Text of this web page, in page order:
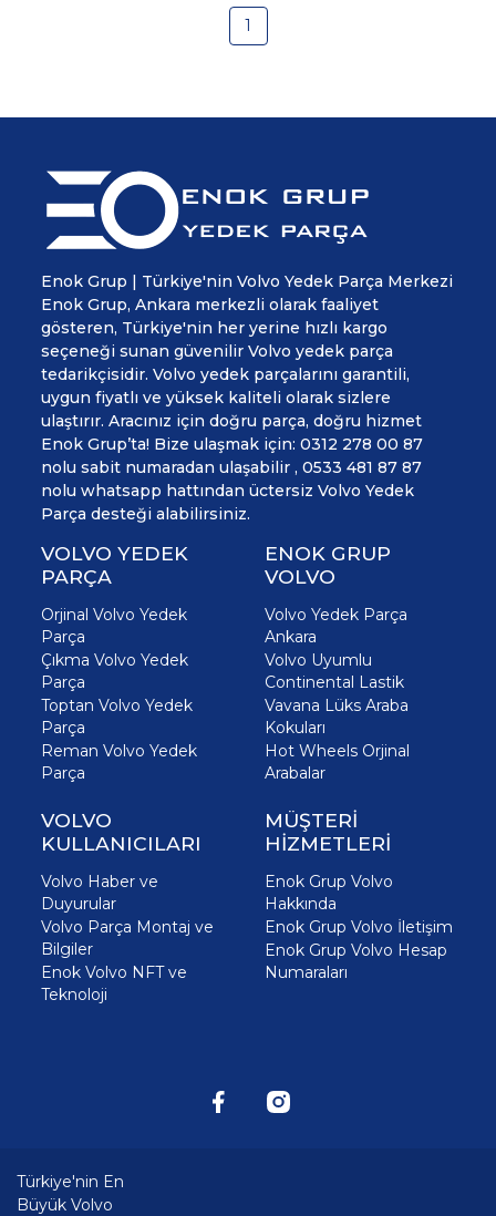
1
Enok Grup | Türkiye'nin Volvo Yedek Parça Merkezi
Enok Grup, Ankara merkezli olarak faaliyet
gösteren, Türkiye'nin her yerine hızlı kargo
seçeneği sunan güvenilir Volvo yedek parça
tedarikçisidir. Volvo yedek parçalarını garantili,
uygun fiyatlı ve yüksek kaliteli olarak sizlere
ulaştırır. Aracınız için doğru parça, doğru hizmet
Enok Grup’ta! Bize ulaşmak için: 0312 278 00 87
nolu sabit numaradan ulaşabilir , 0533 481 87 87
nolu whatsapp hattından üctersiz Volvo Yedek
Parça desteği alabilirsiniz.
VOLVO YEDEK
PARÇA
Orjinal Volvo Yedek
Parça
Çıkma Volvo Yedek
Parça
Toptan Volvo Yedek
Parça
Reman Volvo Yedek
Parça
ENOK GRUP
VOLVO
Volvo Yedek Parça
Ankara
Volvo Uyumlu
Continental Lastik
Vavana Lüks Araba
Kokuları
Hot Wheels Orjinal
Arabalar
VOLVO
KULLANICILARI
Volvo Haber ve
Duyurular
Volvo Parça Montaj ve
Bilgiler
Enok Volvo NFT ve
Teknoloji
MÜŞTERİ
HİZMETLERİ
Enok Grup Volvo
Hakkında
Enok Grup Volvo İletişim
Enok Grup Volvo Hesap
Numaraları
Türkiye'nin En
Büyük Volvo